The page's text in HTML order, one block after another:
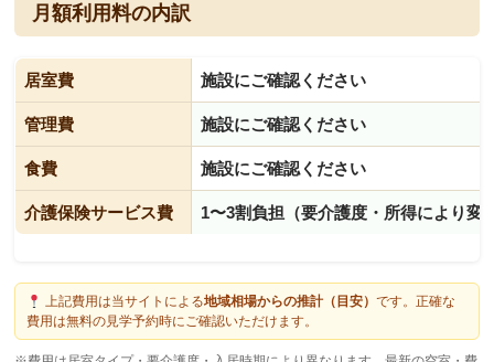
月額利用料の内訳
居室費 施設にご確認ください
管理費 施設にご確認ください
食費 施設にご確認ください
介護保険サービス費 1〜3割負担（要介護度・所得により変
上記費用は当サイトによる地域相場からの推計（目安） です。正確な
費用は無料の見学予約時にご確認いただけます。